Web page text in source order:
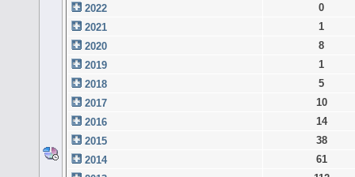
2022
0
2021
1
2020
8
2019
1
2018
5
2017
10
2016
14
2015
38
2014
61